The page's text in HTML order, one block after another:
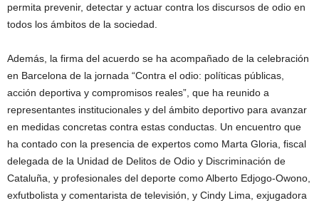
permita prevenir, detectar y actuar contra los discursos de odio en
todos los ámbitos de la sociedad.
Además, la firma del acuerdo se ha acompañado de la celebración
en Barcelona de la jornada “Contra el odio: políticas públicas,
acción deportiva y compromisos reales”, que ha reunido a
representantes institucionales y del ámbito deportivo para avanzar
en medidas concretas contra estas conductas. Un encuentro que
ha contado con la presencia de expertos como Marta Gloria, fiscal
delegada de la Unidad de Delitos de Odio y Discriminación de
Cataluña, y profesionales del deporte como Alberto Edjogo-Owono,
exfutbolista y comentarista de televisión, y Cindy Lima, exjugadora